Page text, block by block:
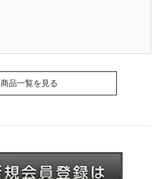
商品一覧を見る